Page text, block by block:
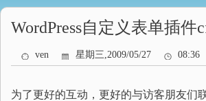
WordPress自定义表单插件
ven 星期三,2009/05/27 08:36
为了更好的互动，更好的与访客朋友们